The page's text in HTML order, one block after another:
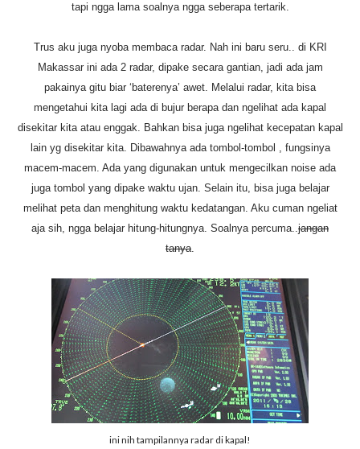
tapi ngga lama soalnya ngga seberapa tertarik.
Trus aku juga nyoba membaca radar. Nah ini baru seru.. di KRI
Makassar ini ada 2 radar, dipake secara gantian, jadi ada jam
pakainya gitu biar ‘baterenya’ awet. Melalui radar, kita bisa
mengetahui kita lagi ada di bujur berapa dan ngelihat ada kapal
disekitar kita atau enggak. Bahkan bisa juga ngelihat kecepatan kapal
lain yg disekitar kita. Dibawahnya ada tombol-tombol , fungsinya
macem-macem. Ada yang digunakan untuk mengecilkan noise ada
juga tombol yang dipake waktu ujan. Selain itu, bisa juga belajar
melihat peta dan menghitung waktu kedatangan. Aku cuman ngeliat
aja sih, ngga belajar hitung-hitungnya. Soalnya percuma..jangan
tanya.
ini nih tampilannya radar di kapal!